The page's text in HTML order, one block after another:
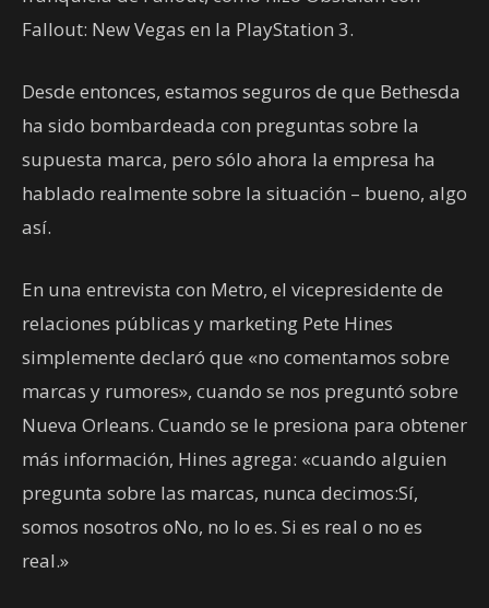
Fallout: New Vegas en la PlayStation 3.
Desde entonces, estamos seguros de que Bethesda
ha sido bombardeada con preguntas sobre la
supuesta marca, pero sólo ahora la empresa ha
hablado realmente sobre la situación – bueno, algo
así.
En una entrevista con Metro, el vicepresidente de
relaciones públicas y marketing Pete Hines
simplemente declaró que «no comentamos sobre
marcas y rumores», cuando se nos preguntó sobre
Nueva Orleans. Cuando se le presiona para obtener
más información, Hines agrega: «cuando alguien
pregunta sobre las marcas, nunca decimos:Sí,
somos nosotros oNo, no lo es. Si es real o no es
real.»